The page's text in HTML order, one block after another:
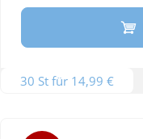
30 St für 14,99 €